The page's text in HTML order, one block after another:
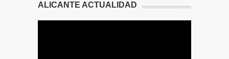
ALICANTE ACTUALIDAD